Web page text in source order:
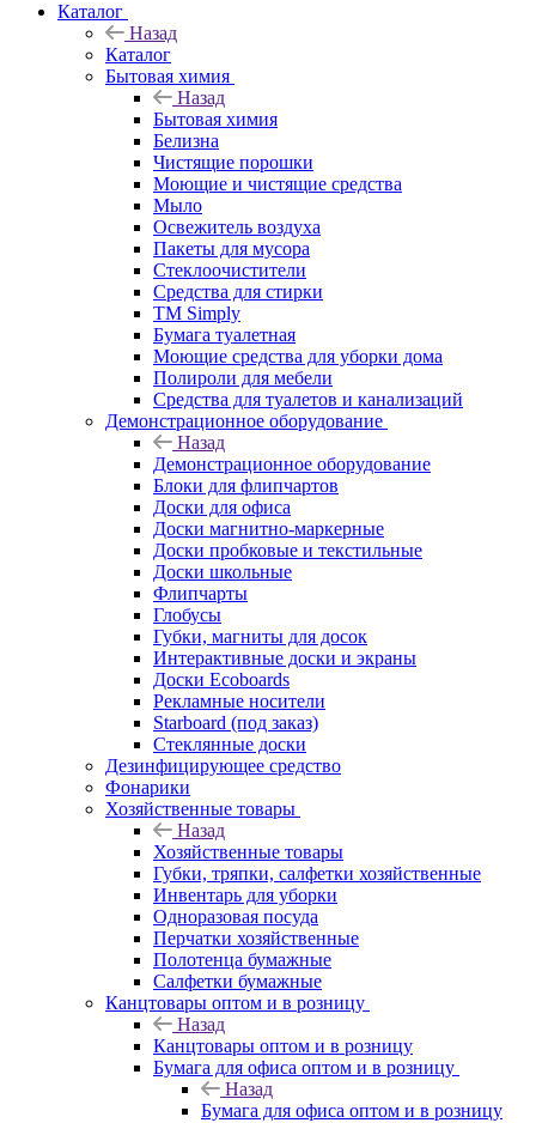
Каталог
Назад
Каталог
Бытовая химия
Назад
Бытовая химия
Белизна
Чистящие порошки
Моющие и чистящие средства
Мыло
Освежитель воздуха
Пакеты для мусора
Стеклоочистители
Средства для стирки
TM Simply
Бумага туалетная
Моющие средства для уборки дома
Полироли для мебели
Средства для туалетов и канализаций
Демонстрационное оборудование
Назад
Демонстрационное оборудование
Блоки для флипчартов
Доски для офиса
Доски магнитно-маркерные
Доски пробковые и текстильные
Доски школьные
Флипчарты
Глобусы
Губки, магниты для досок
Интерактивные доски и экраны
Доски Ecoboards
Рекламные носители
Starboard (под заказ)
Стеклянные доски
Дезинфицирующее средство
Фонарики
Хозяйственные товары
Назад
Хозяйственные товары
Губки, тряпки, салфетки хозяйственные
Инвентарь для уборки
Одноразовая посуда
Перчатки хозяйственные
Полотенца бумажные
Салфетки бумажные
Канцтовары оптом и в розницу
Назад
Канцтовары оптом и в розницу
Бумага для офиса оптом и в розницу
Назад
Бумага для офиса оптом и в розницу